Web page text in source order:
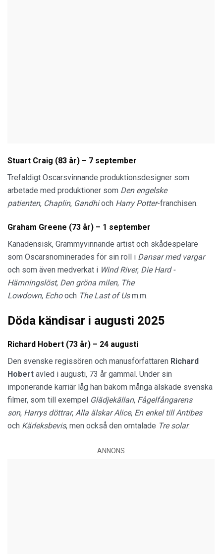
Stuart Craig (83 år) – 7 september
Trefaldigt Oscarsvinnande produktionsdesigner som
arbetade med produktioner som Den engelske
patienten, Chaplin, Gandhioch Harry Potter-franchisen.
Graham Greene (73 år) – 1 september
Kanadensisk, Grammyvinnande artist och skådespelare
som Oscarsnominerades för sin roll i Dansar med vargar
och som även medverkat i Wind River, Die Hard -
Hämningslöst, Den gröna milen, The
Lowdown, Echooch The Last of Usm.m.
Döda kändisar i augusti 2025
Richard Hobert (73 år) – 24 augusti
Den svenske regissören och manusförfattaren Richard
Hobert avled i augusti, 73 år gammal. Under sin
imponerande karriär låg han bakom många älskade svenska
filmer, som till exempel Glädjekällan, Fågelfångarens
son, Harrys döttrar, Alla älskar Alice, En enkel till Antibes
och Kärleksbevis, men också den omtalade Tre solar.
ANNONS